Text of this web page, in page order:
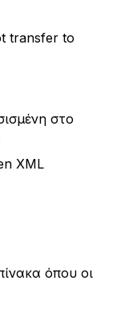
transfer to
στο
XML
όπου οι